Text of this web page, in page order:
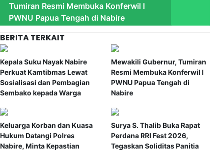
Tumiran Resmi Membuka Konferwil I
PWNU Papua Tengah di Nabire
BERITA TERKAIT
Kepala Suku Nayak Nabire
Perkuat Kamtibmas Lewat
Sosialisasi dan Pembagian
Sembako kepada Warga
Mewakili Gubernur, Tumiran
Resmi Membuka Konferwil I
PWNU Papua Tengah di
Nabire
Keluarga Korban dan Kuasa
Hukum Datangi Polres
Nabire, Minta Kepastian
Surya S. Thalib Buka Rapat
Perdana RRI Fest 2026,
Tegaskan Soliditas Panitia